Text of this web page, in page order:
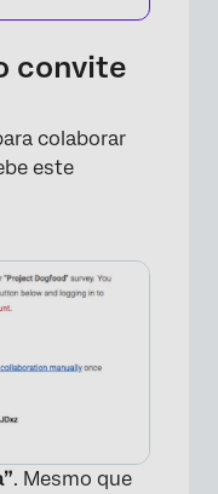
×
convite
colaborar
este
. Mesmo que